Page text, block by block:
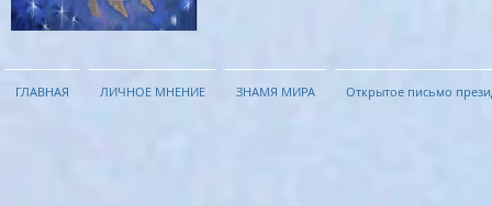
ГЛАВНАЯ ЛИЧНОЕ МНЕНИЕ ЗНАМЯ МИРА Открытое письмо